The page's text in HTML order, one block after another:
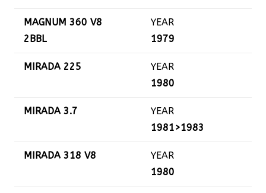
MAGNUM 360 V8
2BBL
YEAR
1979
MIRADA 225
YEAR
1980
MIRADA 3.7
YEAR
1981>1983
MIRADA 318 V8
YEAR
1980